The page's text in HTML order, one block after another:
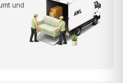
und